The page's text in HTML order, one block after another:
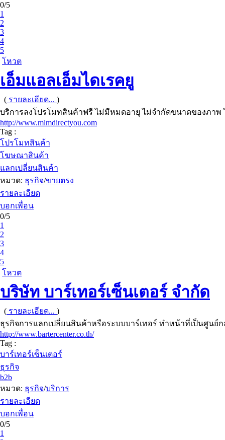
0/5
1
2
3
4
5
โหวต
เอ็มแอลเอ็มไดเรคยู
( รายละเอียด... )
บริการลงโปรโมทสินค้าฟรี ไม่มีหมดอายุ ไม่จำกัดขนาดของภาพ
http://www.mlmdirectyou.com
Tag :
โปรโมทสินค้า
โฆษณาสินค้า
แลกเปลี่ยนสินค้า
หมวด: ธุรกิจ/ขายตรง
รายละเอียด
บอกเพื่อน
0/5
1
2
3
4
5
โหวต
บริษัท บาร์เทอร์เซ็นเตอร์ จำกัด
( รายละเอียด... )
ธุรกิจการแลกเปลี่ยนสินค้าหรือระบบบาร์เทอร์ ทำหน้าที่เป็นศูนย์
http://www.bartercenter.co.th/
Tag :
บาร์เทอร์เซ็นเตอร์
ธุรกิจ
b2b
หมวด: ธุรกิจ/บริการ
รายละเอียด
บอกเพื่อน
0/5
1